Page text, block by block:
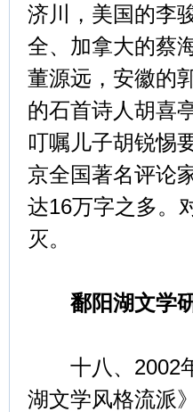
济川，美国的李
全、加拿大的蔡
董源远，安徽的
的石首诗人胡喜
叮嘱儿子胡锐惕
京全国著名评论
达16万字之多。
灭。
鄱阳湖文学
十八、2002年
湖文学风格流派